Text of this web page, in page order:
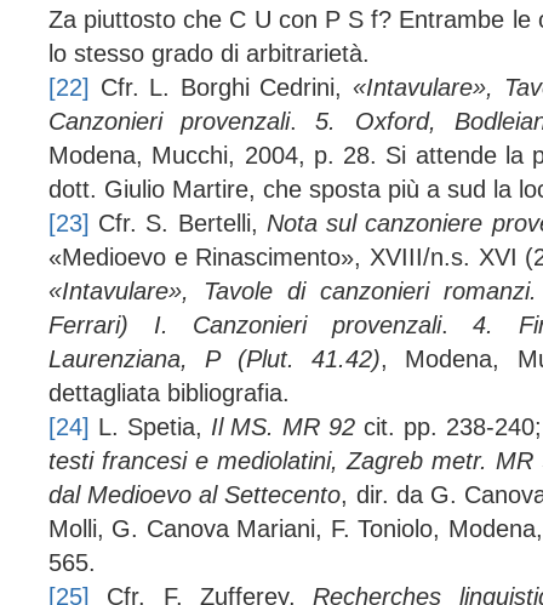
Za piuttosto che C U con P S f? Entrambe le
lo stesso grado di arbitrarietà.
[22] Cfr. L. Borghi Cedrini, «Intavulare»,
Canzonieri provenzali.5. Oxford,
Modena, Mucchi, 2004, p. 28. Si attende la
dott. Giulio Martire, che sposta più a sud la
[23] Cfr. S. Bertelli, Nota sul canzoniere
«Medioevo e Rinascimento», XVIII/n.s. XVI
«Intavulare», Tavole di canzonieri
Ferrari) I. Canzonieri provenzali.4.
Laurenziana, P (Plut. 41.42), Modena,
dettagliata bibliografia.
[24] L. Spetia, Il MS. MR 92 cit. pp. 238-
testi francesi e mediolatini, Zagreb metr. MR
dal Medioevo al Settecento, dir. da G.
Molli, G. Canova Mariani, F. Toniolo,
565.
[25] Cfr. F. Zufferey, Recherches